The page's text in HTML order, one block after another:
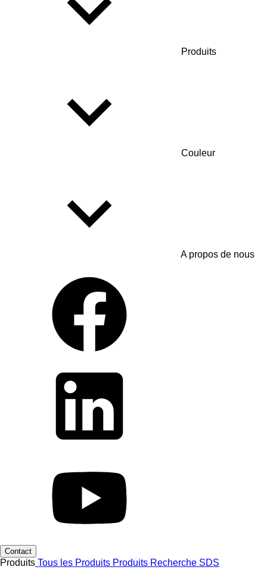
Produits
Couleur
A propos de nous
Contact
Produits Tous les Produits Produits Recherche SDS